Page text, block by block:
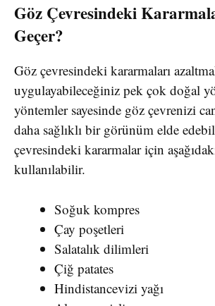
Göz Çevresindeki
Geçer?
Göz çevresindeki kararmaları
uygulayabileceğiniz pek çok doğal
yöntemler sayesinde göz çevrenizi
daha sağlıklı bir görünüm elde
çevresindeki kararmalar için
kullanılabilir.
Soğuk kompres
Çay poşetleri
Salatalık dilimleri
Çiğ patates
Hindistancevizi yağı